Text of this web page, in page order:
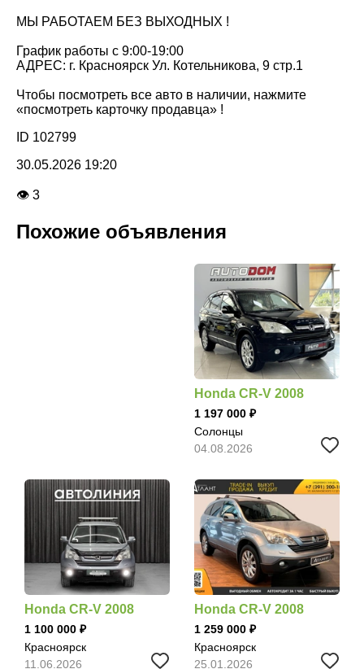
МЫ РАБОТАЕМ БЕЗ ВЫХОДНЫХ !
График работы с 9:00-19:00
АДРЕС: г. Красноярск Ул. Котельникова, 9 стр.1
Чтобы посмотреть все авто в наличии, нажмите
«посмотреть карточку продавца» !
ID 102799
30.05.2026 19:20
👁 3
Похожие объявления
Honda CR-V 2008
1 197 000
Солонцы
04.08.2026
Honda CR-V 2008
1 100 000
Красноярск
11.06.2026
Honda CR-V 2008
1 259 000
Красноярск
25.01.2026